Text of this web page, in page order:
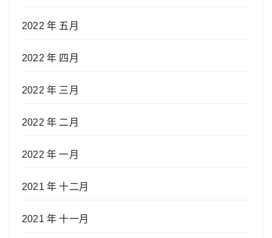
2022 年 五月
2022 年 四月
2022 年 三月
2022 年 二月
2022 年 一月
2021 年 十二月
2021 年 十一月